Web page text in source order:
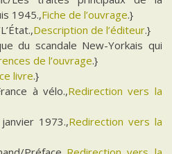
1945.,Fiche de l’ouvrage.}
Description de l’éditeur.}
du scandale New-Yorkais qui
de l’ouvrage.}
livre.}
à vélo.,Redirection vers la
1973.,Redirection vers la